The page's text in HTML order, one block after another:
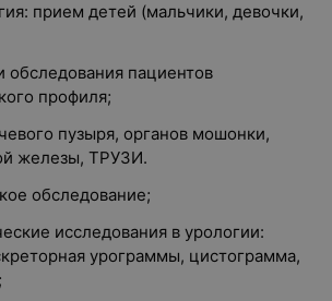
прием детей (мальчики, девочки,
обследования пациентов
профиля;
пузыря, органов мошонки,
железы, ТРУЗИ.
обследование;
исследования в урологии:
урограммы, цистограмма,